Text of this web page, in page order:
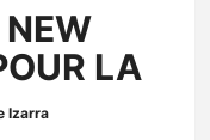
LA
Izarra